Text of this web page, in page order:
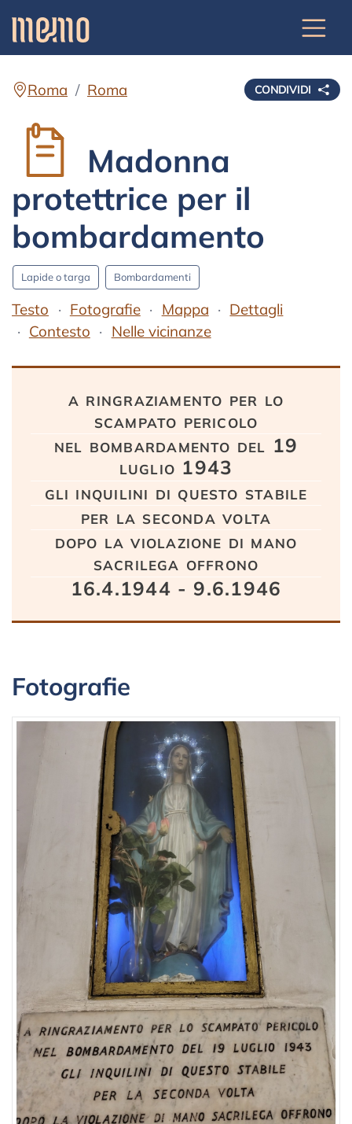
CONDIVIDI
Roma Roma
Madonna
protettrice per il
bombardamento
Lapide o targa Bombardamenti
Testo Fotografie Mappa
Dettagli
Contesto
Nelle vicinanze
a ringraziamento per lo
scampato pericolo
nel bombardamento del 19
luglio 1943
gli inquilini di questo stabile
per la seconda volta
dopo la violazione di mano
sacrilega offrono
16.4.1944 - 9.6.1946
Fotografie